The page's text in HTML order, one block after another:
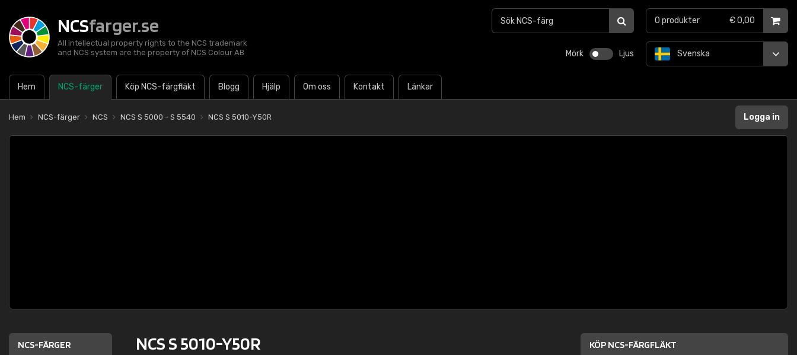
NCSfarger.se
All intellectual property rights to the NCS trademark
and NCS system are the property of NCS Colour AB
Mörk Ljus
Hem NCS-färger Köp NCS-färgfläkt Blogg Hjälp Om oss Kontakt Länkar
Svenska
0 produkter € 0,00
Hem NCS-färger NCS NCS S 5000 - S 5540 NCS S 5010-Y50R Logga in
NCS-FÄRGER NCS S 5010-Y50R KÖP NCS-FÄRGFLÄKT